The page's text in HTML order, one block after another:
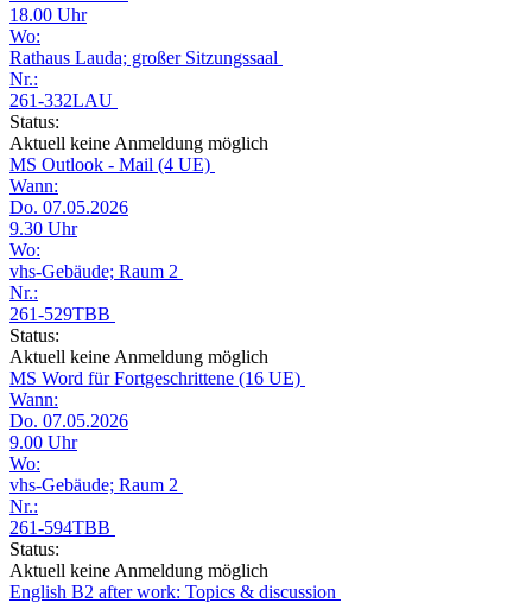
18.00 Uhr
Wo:
Rathaus Lauda; großer Sitzungssaal
Nr.:
261-332LAU
Status:
Aktuell keine Anmeldung möglich
MS Outlook - Mail (4 UE)
Wann:
Do. 07.05.2026
9.30 Uhr
Wo:
vhs-Gebäude; Raum 2
Nr.:
261-529TBB
Status:
Aktuell keine Anmeldung möglich
MS Word für Fortgeschrittene (16 UE)
Wann:
Do. 07.05.2026
9.00 Uhr
Wo:
vhs-Gebäude; Raum 2
Nr.:
261-594TBB
Status:
Aktuell keine Anmeldung möglich
English B2 after work: Topics & discussion